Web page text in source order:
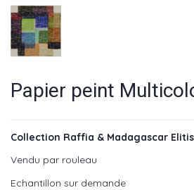
Papier peint
Collection Raffia & Madagascar Elitis
Vendu par rouleau
Echantillon sur demande